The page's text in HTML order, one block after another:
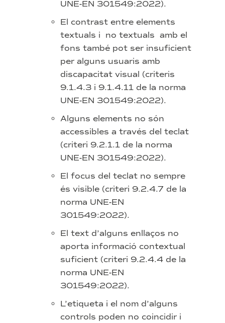
UNE-EN 301549:2022).
El contrast entre elements
textuals i no textuals amb el
fons també pot ser insuficient
per alguns usuaris amb
discapacitat visual (criteris
9.1.4.3 i 9.1.4.11 de la norma
UNE-EN 301549:2022).
Alguns elements no són
accessibles a través del teclat
(criteri 9.2.1.1 de la norma
UNE-EN 301549:2022).
El focus del teclat no sempre
és visible (criteri 9.2.4.7 de la
norma UNE-EN
301549:2022).
El text d’alguns enllaços no
aporta informació contextual
suficient (criteri 9.2.4.4 de la
norma UNE-EN
301549:2022).
L’etiqueta i el nom d’alguns
controls poden no coincidir i